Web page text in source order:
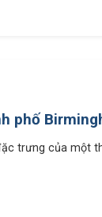
phố
trưng của một